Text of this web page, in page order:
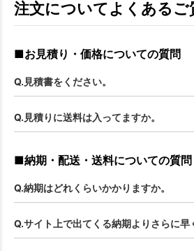
注文についてよくあるご
■お見積り・価格についての質問
Q.見積書をください。
Q.見積りに送料は入ってますか。
■納期・配送・送料についての質問
Q.納期はどれくらいかかりますか。
Q.サイト上で出てくる納期よりさらに早